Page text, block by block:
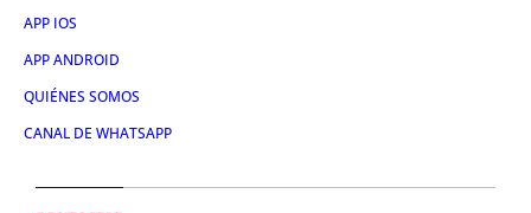
APP IOS
APP ANDROID
QUIÉNES SOMOS
CANAL DE WHATSAPP